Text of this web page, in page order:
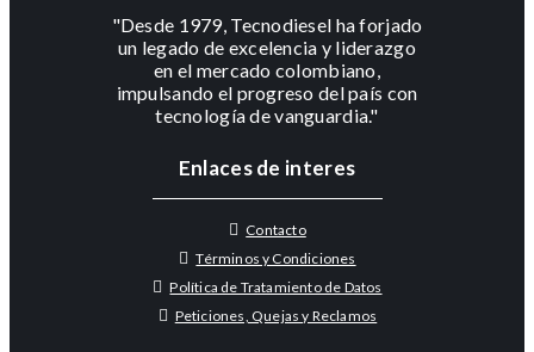
"Desde 1979, Tecnodiesel ha forjado
un legado de excelencia y liderazgo
en el mercado colombiano,
impulsando el progreso del país con
tecnología de vanguardia."
Enlaces de interes
Contacto
Términos y Condiciones
Política de Tratamiento de Datos
Peticiones, Quejas y Reclamos